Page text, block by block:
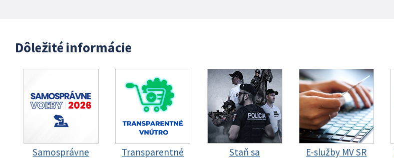
Dôležité informácie
Samosprávne
Transparentné
Staň sa
E-služby MV SR